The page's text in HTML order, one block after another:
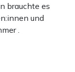
brauchte es
und
.